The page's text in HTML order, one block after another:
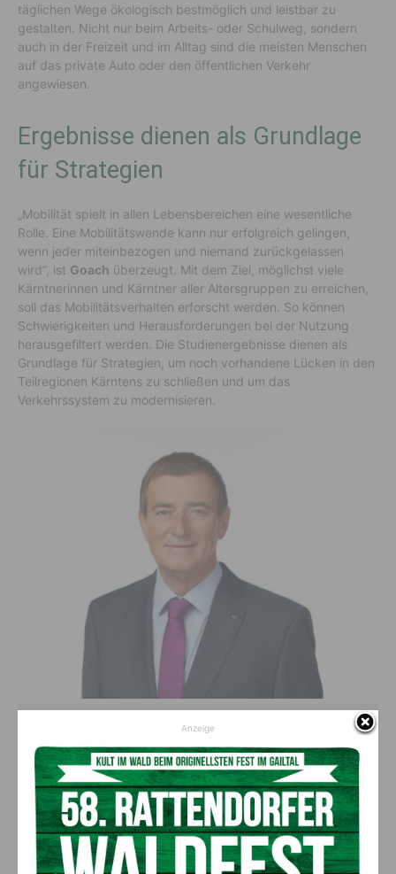
täglichen Wege ökologisch bestmöglich und leistbar zu
gestalten. Nicht nur beim Arbeits- oder Schulweg, sondern
auch in der Freizeit und im Alltag sind die meisten Menschen
auf das private Auto oder den öffentlichen Verkehr
angewiesen.
Ergebnisse dienen als Grundlage
für Strategien
„Mobilität spielt in allen Lebensbereichen eine wesentliche
Rolle. Eine Mobilitätswende kann nur erfolgreich gelingen,
wenn jeder miteinbezogen und niemand zurückgelassen
wird“, ist Goach überzeugt. Mit dem Ziel, möglichst viele
Kärntnerinnen und Kärntner aller Altersgruppen zu erreichen,
soll das Mobilitätsverhalten erforscht werden. So können
Schwierigkeiten und Herausforderungen bei der Nutzung
herausgefiltert werden. Die Studienergebnisse dienen als
Grundlage für Strategien, um noch vorhandene Lücken in den
Teilregionen Kärntens zu schließen und um das
Verkehrssystem zu modernisieren.
Eine Mobilitätswende kann nur erfolgreich gelingen, wenn jeder miteinbezogen
und niemand zurückgelassen wird“, ist AK-Präsident Günther Goach überzeugt.
(c) AK/Jost&Bayer
„Basierend auf den Ergebnissen, die im Herbst vorliegen, soll
die Vernetzung zwischen Arbeits-, Lebens- und Wohnraum in
Kärnten diskutiert werden. Vor allem die Verbindungen in den
Regionen, die bestmögliche Anbindung an die Zentren, sowie
Anzeige